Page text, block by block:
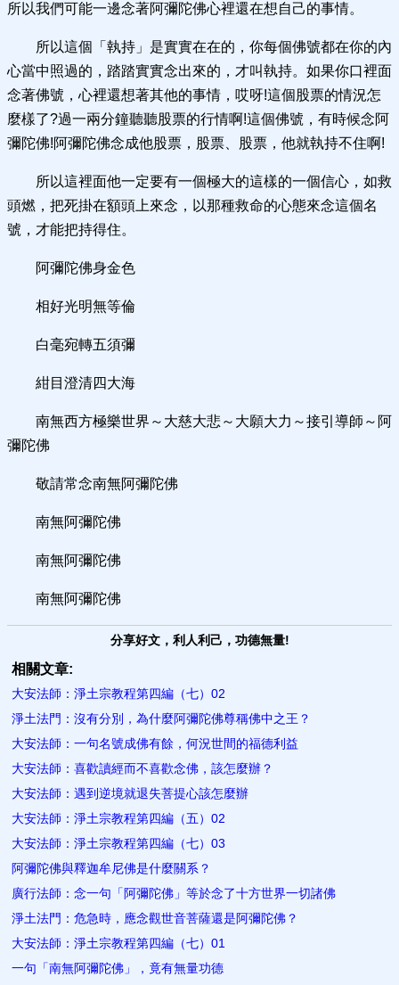
所以我們可能一邊念著阿彌陀佛心裡還在想自己的事情。
所以這個「執持」是實實在在的，你每個佛號都在你的內
心當中照過的，踏踏實實念出來的，才叫執持。如果你口裡面
念著佛號，心裡還想著其他的事情，哎呀!這個股票的情況怎
麼樣了?過一兩分鐘聽聽股票的行情啊!這個佛號，有時候念阿
彌陀佛!阿彌陀佛念成他股票，股票、股票，他就執持不住啊!
所以這裡面他一定要有一個極大的這樣的一個信心，如救
頭燃，把死掛在額頭上來念，以那種救命的心態來念這個名
號，才能把持得住。
阿彌陀佛身金色
相好光明無等倫
白毫宛轉五須彌
紺目澄清四大海
南無西方極樂世界～大慈大悲～大願大力～接引導師～阿
彌陀佛
敬請常念南無阿彌陀佛
南無阿彌陀佛
南無阿彌陀佛
南無阿彌陀佛
分享好文，利人利己，功德無量!
相關文章:
大安法師：淨土宗教程第四編（七）02
淨土法門：沒有分別，為什麼阿彌陀佛尊稱佛中之王？
大安法師：一句名號成佛有餘，何況世間的福德利益
大安法師：喜歡讀經而不喜歡念佛，該怎​麼辦？
大安法師：遇到逆境就退失菩提心該怎麼辦
大安法師：淨土宗教程第四編（五）02
大安法師：淨土宗教程第四編（七）03
阿彌陀佛與釋迦牟尼佛是什麼關​系？
廣行法師：念一句「阿彌陀佛」等於念了十方世界一切諸佛
淨土法門：危急時，應念觀世音菩薩還是阿彌陀佛？
大安法師：淨土宗教程第四編（七）01
一句「南無阿彌陀佛」，竟有無量功德